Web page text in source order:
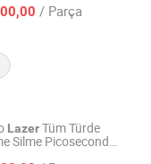
/ Parça
LazerTüm Türde
Silme Picosecond